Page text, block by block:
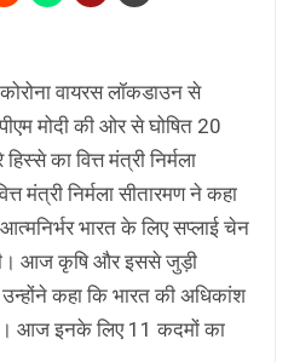
वायरस लॉकडाउन से
मोदी की ओर से घोषित 20
का वित्त मंत्री निर्मला
मंत्री निर्मला सीतारमण ने कहा
भारत के लिए सप्लाई चेन
आज कृषि और इससे जुड़ी
कहा कि भारत की अधिकांश
आज इनके लिए 11 कदमों का